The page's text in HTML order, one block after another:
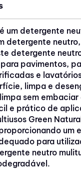
um detergente
detergente
detergente
pavimentos,
e
limpa e
sem embaciar
e prático de
Green
um
para
neutro